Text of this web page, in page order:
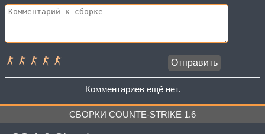
Комментариев ещё нет.
СБОРКИ COUNTE-STRIKE 1.6